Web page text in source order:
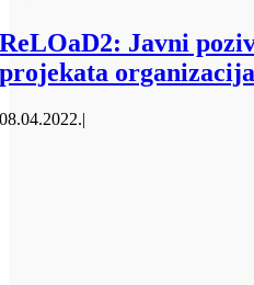
ReLOaD2: Javni
projekata
08.04.2022.|